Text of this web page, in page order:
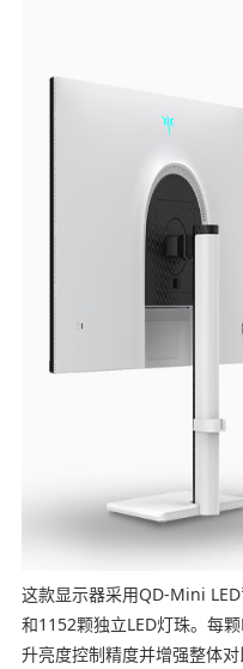
这款显示器采用QD-Mini
和1152颗独立LED灯珠。每
升亮度控制精度并增强整体